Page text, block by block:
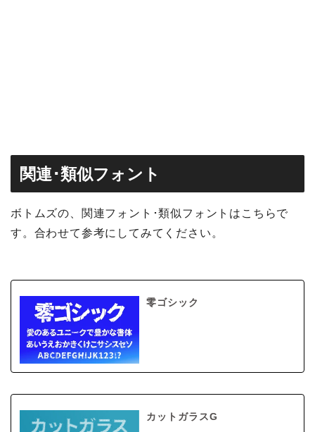
関連･類似フォント
ボトムズの、関連フォント･類似フォントはこちらで
す。合わせて参考にしてみてください。
零ゴシック
カットガラスG